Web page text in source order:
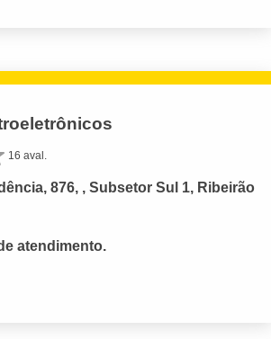
16 aval.
876, , Subsetor Sul 1, Ribeirão
atendimento.